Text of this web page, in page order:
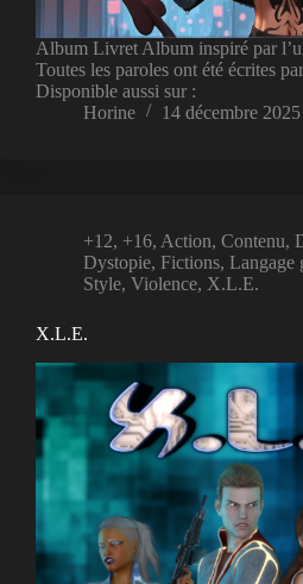
Album Livret Album inspiré par
Toutes les paroles ont été écrites
Disponible aussi sur :
Horine
14 décembre 2025
+12, +16, Action, Contenu,
Dystopie, Fictions, Langage
Style, Violence, X.L.E.
X.L.E.